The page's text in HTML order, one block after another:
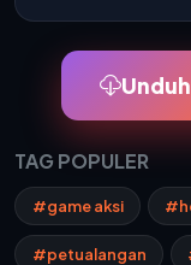
TAG POPULER
#game aksi
#petualangan